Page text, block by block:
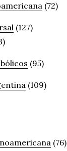
(72)
(127)
(95)
(109)
(76)